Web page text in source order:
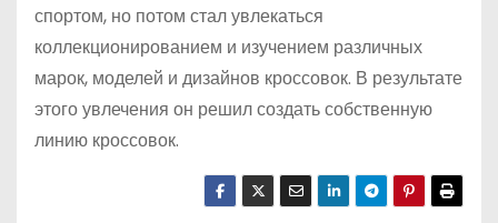
спортом, но потом стал увлекаться
коллекционированием и изучением различных
марок, моделей и дизайнов кроссовок. В результате
этого увлечения он решил создать собственную
линию кроссовок.